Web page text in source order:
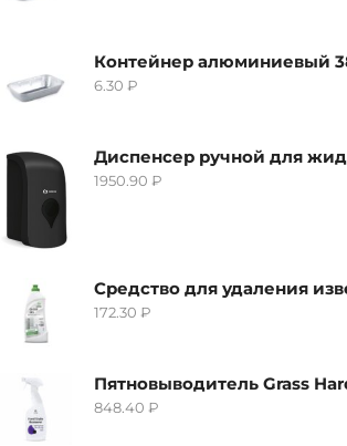
Контейнер алюминиевый
6.30 ₽
1950.90 ₽
172.30 ₽
848.40 ₽